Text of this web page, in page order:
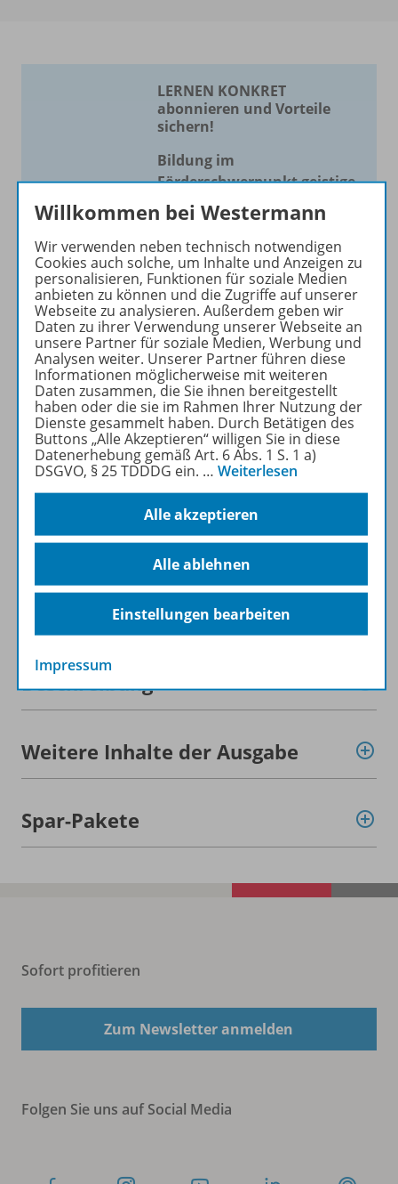
LERNEN KONKRET
abonnieren und Vorteile
sichern!
Bildung im
Förderschwerpunkt geistige
Entwicklung
Die Zeitschrift erscheint als
Print- und als digitale Version.
Beiträge und Materialien
können im Online-Archiv von
LERNEN KONKRET kostenlos
recherchiert und
heruntergeladen werden (nur
für Privatpersonen).
Jetzt kostengünstig
Probelesen oder gleich zum
Vorteilspreis abonnieren!
Zu den Angeboten
Informationen
Beschreibung
Weitere Inhalte der Ausgabe
Spar-Pakete
Sofort profitieren
Zum Newsletter anmelden
Folgen Sie uns auf Social Media
Willkommen bei Westermann
Wir verwenden neben technisch notwendigen
Cookies auch solche, um Inhalte und Anzeigen zu
personalisieren, Funktionen für soziale Medien
anbieten zu können und die Zugriffe auf unserer
Webseite zu analysieren. Außerdem geben wir
Daten zu ihrer Verwendung unserer Webseite an
unsere Partner für soziale Medien, Werbung und
Analysen weiter. Unserer Partner führen diese
Informationen möglicherweise mit weiteren
Daten zusammen, die Sie ihnen bereitgestellt
haben oder die sie im Rahmen Ihrer Nutzung der
Dienste gesammelt haben. Durch Betätigen des
Buttons „Alle Akzeptieren“ willigen Sie in diese
Datenerhebung gemäß Art. 6 Abs. 1 S. 1 a)
DSGVO, § 25 TDDDG ein. … Weiterlesen
Alle akzeptieren
Alle ablehnen
Einstellungen bearbeiten
Impressum